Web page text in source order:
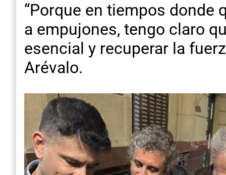
“Porque en tiempos donde
a empujones, tengo claro
esencial y recuperar la
Arévalo.